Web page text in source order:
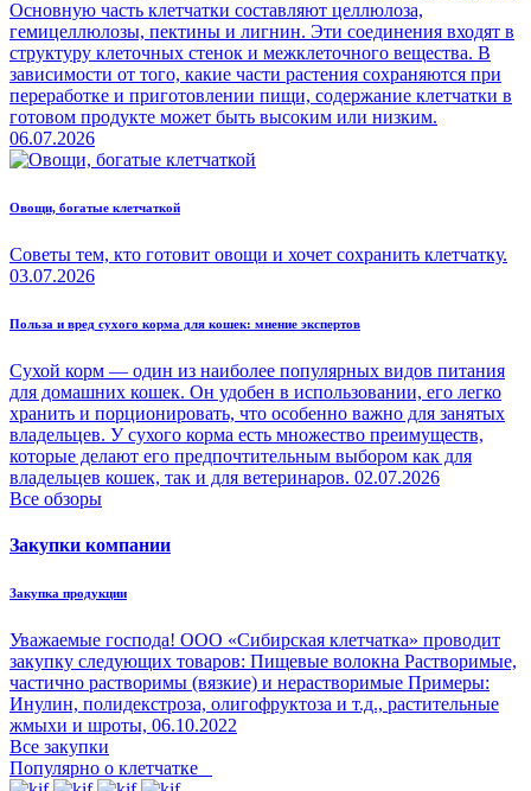
Основную часть клетчатки составляют целлюлоза,
гемицеллюлозы, пектины и лигнин. Эти соединения входят в
структуру клеточных стенок и межклеточного вещества. В
зависимости от того, какие части растения сохраняются при
переработке и приготовлении пищи, содержание клетчатки в
готовом продукте может быть высоким или низким.
06.07.2026
Овощи, богатые клетчаткой
Советы тем, кто готовит овощи и хочет сохранить клетчатку.
03.07.2026
Польза и вред сухого корма для кошек: мнение экспертов
Сухой корм — один из наиболее популярных видов питания
для домашних кошек. Он удобен в использовании, его легко
хранить и порционировать, что особенно важно для занятых
владельцев. У сухого корма есть множество преимуществ,
которые делают его предпочтительным выбором как для
владельцев кошек, так и для ветеринаров. 02.07.2026
Все обзоры
Закупки компании
Закупка продукции
Уважаемые господа! ООО «Сибирская клетчатка» проводит
закупку следующих товаров: Пищевые волокна Растворимые,
частично растворимы (вязкие) и нерастворимые Примеры:
Инулин, полидекстроза, олигофруктоза и т.д., растительные
жмыхи и шроты, 06.10.2022
Все закупки
Популярно о клетчатке